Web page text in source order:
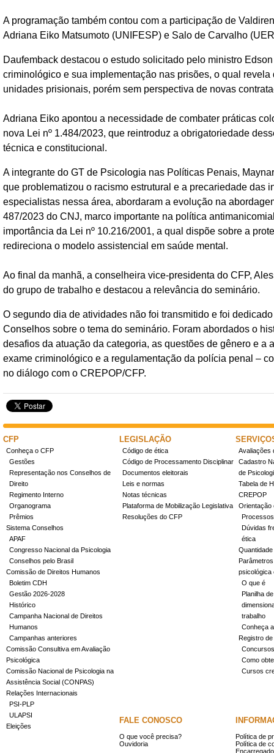
A programação também contou com a participação de
Adriana Eiko Matsumoto (UNIFESP) e Salo de Carvalho
Daufemback destacou o estudo solicitado pelo ministro
criminológico e sua implementação nas prisões, o qual
unidades prisionais, porém sem perspectiva de novas
Adriana Eiko apontou a necessidade de combater práticas
nova Lei nº 1.484/2023, que reintroduz a obrigatoriedade
técnica e constitucional.
A integrante do GT de Psicologia nas Políticas Penais,
que problematizou o racismo estrutural e a precariedade das
especialistas nessa área, abordaram a evolução na
487/2023 do CNJ, marco importante na política
importância da Lei nº 10.216/2001, a qual dispõe sobre a
redireciona o modelo assistencial em saúde mental.
Ao final da manhã, a conselheira vice-presidenta do CFP,
do grupo de trabalho e destacou a relevância do seminário.
O segundo dia de atividades não foi transmitido e foi
Conselhos sobre o tema do seminário. Foram abordados o
desafios da atuação da categoria, as questões de gênero e
exame criminológico e a regulamentação da polícia penal –
no diálogo com o CREPOP/CFP.
CFP
Conheça o CFP
Gestões
Representação nos Conselhos de
Direito
Regimento Interno
Organograma
Prêmios
Sistema Conselhos
APAF
Congresso Nacional da Psicologia
Conselhos pelo Brasil
Comissão de Direitos Humanos
Boletim CDH
Gestão 2026-2028
Histórico
Campanha Nacional de Direitos
Humanos
Campanhas anteriores
Comissão Consultiva em Avaliação
Psicológica
Comissão Nacional de Psicologia na
Assistência Social (CONPAS)
Relações Internacionais
PSI-PLP
ULAPSI
Eleições
LEGISLAÇÃO
Código de ética
Código de Processamento Disciplinar
Documentos eleitorais
Leis e normas
Notas técnicas
Plataforma de Mobilização Legislativa
Resoluções do CFP
Avaliações
Cadastro
de
Tabela de
CREPOP
Orientação
Dúvidas
ética
psicológica
O que é
Planilha
trabalho
Conheça
Registro
Concursos
Como
Cursos
FALE CONOSCO
O que você precisa?
Ouvidoria
Política de
Política de